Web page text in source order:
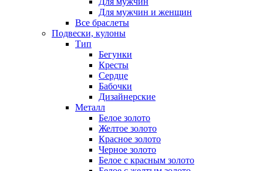
Для мужчин и женщин
Все браслеты
Подвески, кулоны
Тип
Бегунки
Кресты
Сердце
Бабочки
Дизайнерские
Металл
Белое золото
Желтое золото
Красное золото
Черное золото
Белое с красным золото